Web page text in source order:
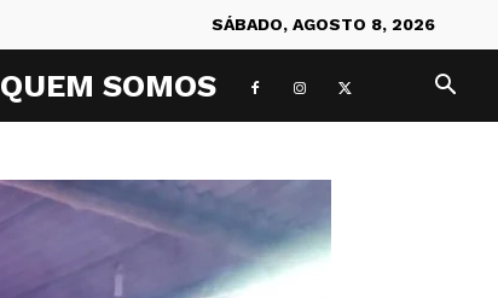
SÁBADO, AGOSTO 8, 2026
QUEM SOMOS